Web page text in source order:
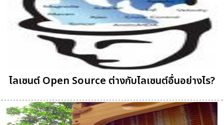
ไลเซนต์ Open Source ต่างกับไลเซนต์อื่นอย่างไร?